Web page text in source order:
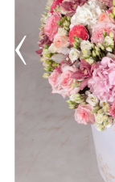
"ВАУ"!!!
Коллекции!!!
Подарки